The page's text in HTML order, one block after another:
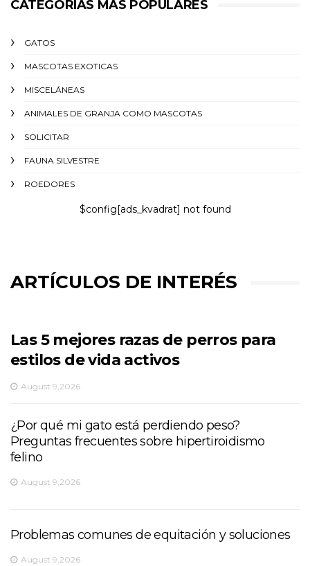
CATEGORÍAS MÁS POPULARES
GATOS
MASCOTAS EXOTICAS
MISCELÁNEAS
ANIMALES DE GRANJA COMO MASCOTAS
SOLICITAR
FAUNA SILVESTRE
ROEDORES
$config[ads_kvadrat] not found
ARTÍCULOS DE INTERÉS
Las 5 mejores razas de perros para
estilos de vida activos
August 9,2026
¿Por qué mi gato está perdiendo peso?
Preguntas frecuentes sobre hipertiroidismo
felino
August 9,2026
Problemas comunes de equitación y soluciones
August 9,2026